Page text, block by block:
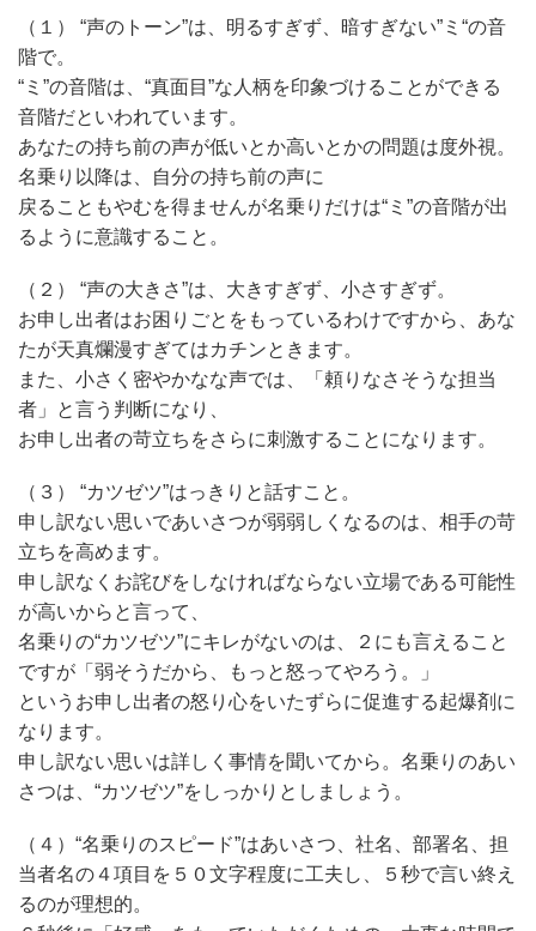
（１） “声のトーン”は、明るすぎず、暗すぎない”ミ“の音
階で。
“ミ”の音階は、“真面目”な人柄を印象づけることができる
音階だといわれています。
あなたの持ち前の声が低いとか高いとかの問題は度外視。
名乗り以降は、自分の持ち前の声に
戻ることもやむを得ませんが名乗りだけは“ミ”の音階が出
るように意識すること。
（２） “声の大きさ”は、大きすぎず、小さすぎず。
お申し出者はお困りごとをもっているわけですから、あな
たが天真爛漫すぎてはカチンときます。
また、小さく密やかなな声では、「頼りなさそうな担当
者」と言う判断になり、
お申し出者の苛立ちをさらに刺激することになります。
（３） “カツゼツ”はっきりと話すこと。
申し訳ない思いであいさつが弱弱しくなるのは、相手の苛
立ちを高めます。
申し訳なくお詫びをしなければならない立場である可能性
が高いからと言って、
名乗りの“カツゼツ”にキレがないのは、２にも言えること
ですが「弱そうだから、もっと怒ってやろう。」
というお申し出者の怒り心をいたずらに促進する起爆剤に
なります。
申し訳ない思いは詳しく事情を聞いてから。名乗りのあい
さつは、“カツゼツ”をしっかりとしましょう。
（４）“名乗りのスピード”はあいさつ、社名、部署名、担
当者名の４項目を５０文字程度に工夫し、５秒で言い終え
るのが理想的。